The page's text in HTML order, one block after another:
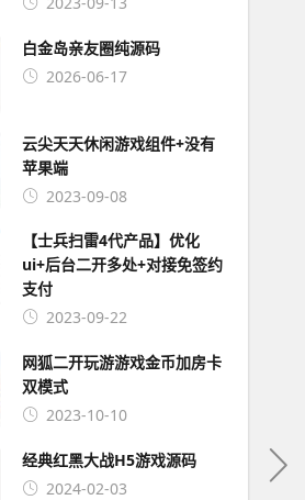
白金岛亲友圈纯源码
2026-06-17
云尖天天休闲游戏组件+没有
苹果端
2023-09-08
【士兵扫雷4代产品】优化
ui+后台二开多处+对接免签约
支付
2023-09-22
网狐二开玩游游戏金币加房卡
双模式
2023-10-10
经典红黑大战H5游戏源码
2024-02-03